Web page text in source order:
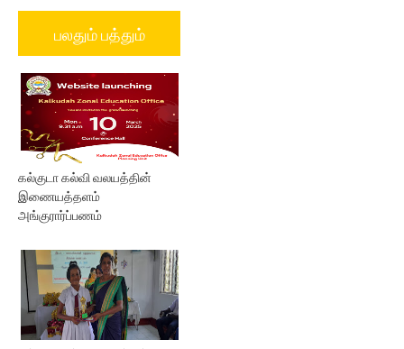
பலதும் பத்தும்
கல்குடா கல்வி வலயத்தின்
இணையத்தளம்
அங்குரார்ப்பணம்